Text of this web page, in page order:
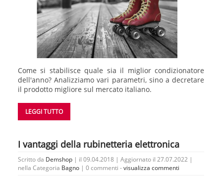
Come si stabilisce quale sia il miglior condizionatore
dell'anno? Analizziamo vari parametri, sino a decretare
il prodotto migliore sul mercato italiano.
LEGGI TUTTO
I vantaggi della rubinetteria elettronica
Scritto da Demshop | il 09.04.2018 | Aggiornato il 27.07.2022 |
nella Categoria Bagno | 0 commenti -visualizza commenti